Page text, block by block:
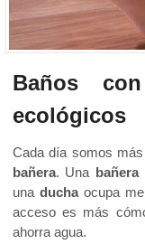
Baños
ecológicos
Cada día somos
bañera. Una bañera
unaduchaocupa
acceso es más
ahorra agua.